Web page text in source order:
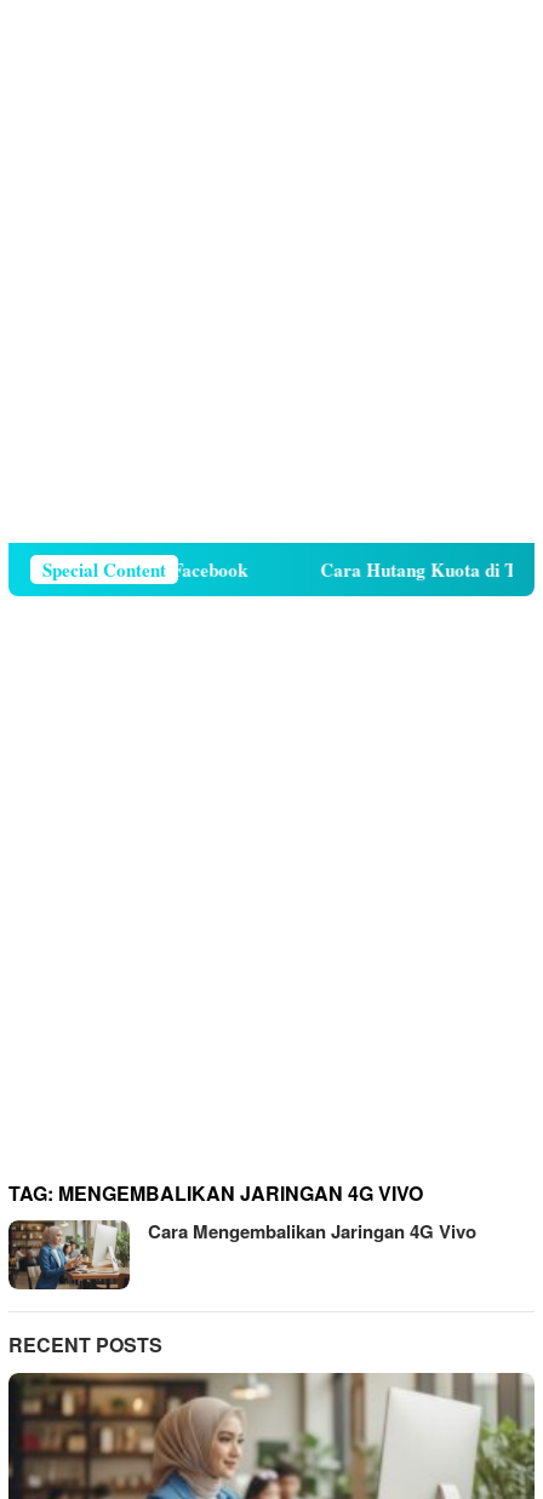
Special Content
Telepon Di Facebook Cara Hutang Kuota di
TAG: MENGEMBALIKAN JARINGAN 4G VIVO
Cara Mengembalikan Jaringan 4G Vivo
RECENT POSTS